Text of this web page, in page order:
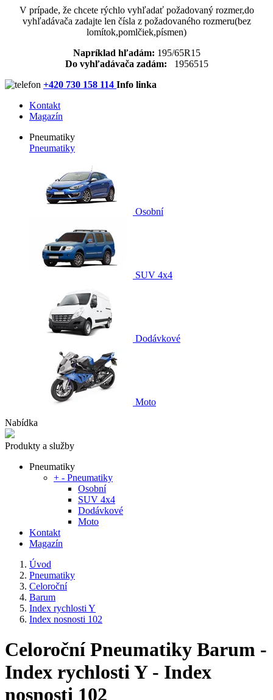
V prípade, že chcete rýchlo vyhľadať požadovaný rozmer,do
vyhľadávača zadajte len čísla z požadovaného rozmeru(bez
lomítok,pomlčiek,písmen)
Napríklad hľadám: 195/65R15
Do vyhľadávača zadám: 1956515
+420 730 158 114 Info linka
Kontakt
Magazín
Pneumatiky
Pneumatiky
Osobní
SUV 4x4
Dodávkové
Moto
Nabídka
Produkty a služby
Pneumatiky
+ - Pneumatiky
Osobní
SUV 4x4
Dodávkové
Moto
Kontakt
Magazín
Úvod
Pneumatiky
Celoroční
Barum
Index rychlosti Y
Index nosnosti 102
Celoroční Pneumatiky Barum -
Index rychlosti Y - Index
nosnosti 102